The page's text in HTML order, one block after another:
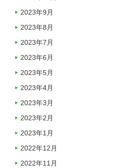
2023年9月
2023年8月
2023年7月
2023年6月
2023年5月
2023年4月
2023年3月
2023年2月
2023年1月
2022年12月
2022年11月